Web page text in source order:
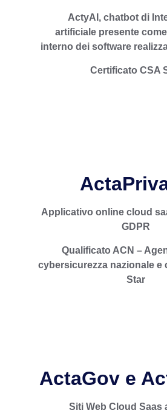
ActyAI , chatbot di
artificialepresente come
interno dei software
Certificato CSA
ACTYAIè un chatbot italiano
LLM open source Europeo.
e elaborati sulla base di
da Actainfo, inerenti la
vigenti a livello internazionale cui
Applicativo online cloud
GDPR
Qualificato ACN –
cybersicurezza nazionale e
Star
Applicativo SaaS per la
adottate per la protezione dei
Qualificato sul Marketplace
CLOUD sicuro
ActaGov e
Siti Web Cloud Saas